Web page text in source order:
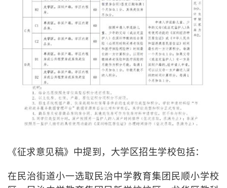
《征求意见稿》中提到，大学区招生学校包括：
在民治街道小一选取民治中学教育集团民顺小学校